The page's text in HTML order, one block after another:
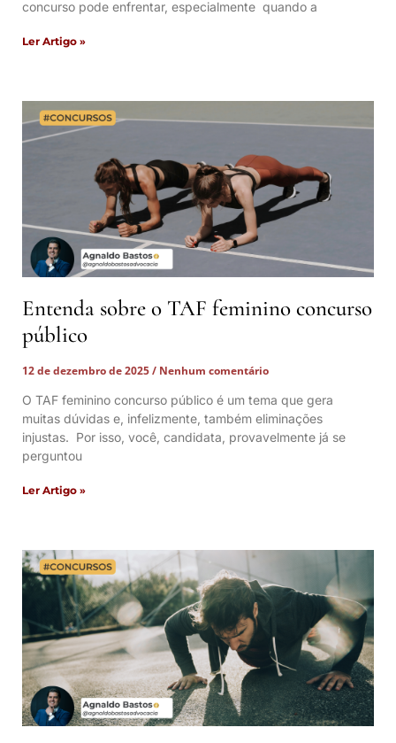
concurso pode enfrentar, especialmente quando a
Ler Artigo »
Entenda sobre o TAF feminino concurso
público
12 de dezembro de 2025
Nenhum comentário
O TAF feminino concurso público é um tema que gera
muitas dúvidas e, infelizmente, também eliminações
injustas. Por isso, você, candidata, provavelmente já se
perguntou
Ler Artigo »